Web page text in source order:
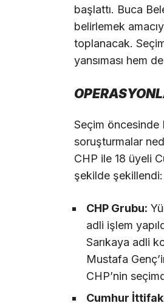
başlattı. Buca
belirlemek
toplanacak.
yansıması hem
Seçim öncesinde
soruşturmalar
CHP ile 18 üyeli
şekilde şekillendi:
CHP Grubu:
adli işlem
Sarıkaya adli
Mustafa
CHP’nin
Cumhur